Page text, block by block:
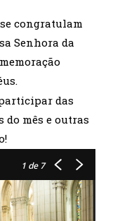
congratulam
Senhora da
das
do mês e outras
1 de 7